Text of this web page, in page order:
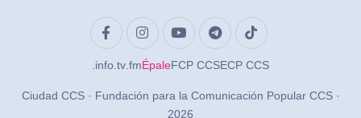
.info .tv .fmÉpaleFCP CCSECP CCS
Ciudad CCS · Fundación para la Comunicación Popular CCS ·
2026